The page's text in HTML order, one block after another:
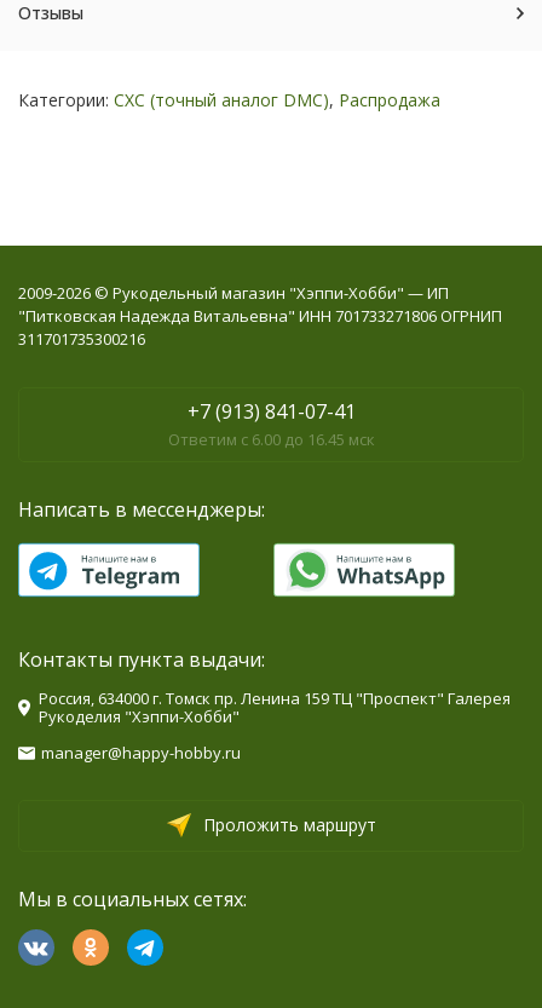
Отзывы
Категории: СХС (точный аналог DMC), Распродажа
2009-2026 © Рукодельный магазин "Хэппи-Хобби" — ИП
"Питковская Надежда Витальевна" ИНН 701733271806 ОГРНИП
311701735300216
+7 (913) 841-07-41
Ответим с 6.00 до 16.45 мск
Написать в мессенджеры:
Контакты пункта выдачи:
Россия, 634000 г. Томск пр. Ленина 159 ТЦ "Проспект" Галерея
Рукоделия "Хэппи-Хобби"
manager@happy-hobby.ru
Проложить маршрут
Мы в социальных сетях: